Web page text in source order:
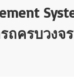
ถครบวงจร